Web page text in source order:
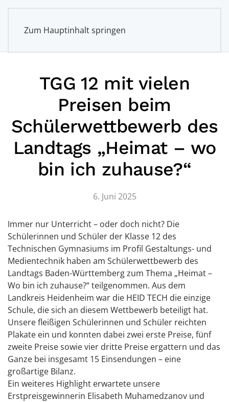
Zum Hauptinhalt springen
TGG 12 mit vielen
Preisen beim
Schülerwettbewerb des
Landtags „Heimat – wo
bin ich zuhause?“
6. Juni 2025
Immer nur Unterricht – oder doch nicht? Die
Schülerinnen und Schüler der Klasse 12 des
Technischen Gymnasiums im Profil Gestaltungs- und
Medientechnik haben am Schülerwettbewerb des
Landtags Baden-Württemberg zum Thema „Heimat –
Wo bin ich zuhause?“ teilgenommen. Aus dem
Landkreis Heidenheim war die HEID TECH die einzige
Schule, die sich an diesem Wettbewerb beteiligt hat.
Unsere fleißigen Schülerinnen und Schüler reichten
Plakate ein und konnten dabei zwei erste Preise, fünf
zweite Preise sowie vier dritte Preise ergattern und das
Ganze bei insgesamt 15 Einsendungen – eine
großartige Bilanz.
Ein weiteres Highlight erwartete unsere
Erstpreisgewinnerin Elisabeth Muhamedzanov und